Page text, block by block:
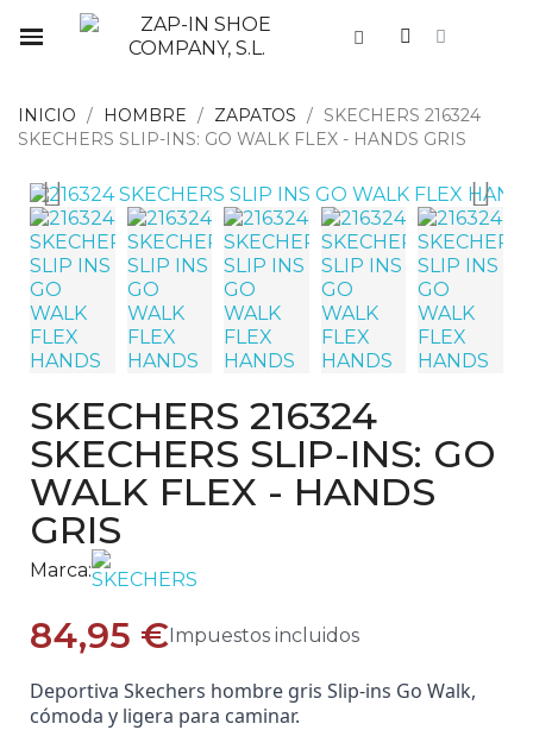
INICIO HOMBRE ZAPATOS
SKECHERS 216324
SKECHERS SLIP-INS: GO WALK FLEX - HANDS GRIS
SKECHERS 216324
SKECHERS SLIP-INS: GO
WALK FLEX - HANDS
GRIS
Marca:
84,95 €Impuestos incluidos
Deportiva Skechers hombre gris Slip-ins Go Walk,
cómoda y ligera para caminar.